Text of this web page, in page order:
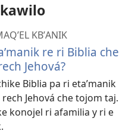
KBʼANIK
re ri Biblia che
Jehová?
Biblia pa ri etaʼmanik
Jehová che tojom taj.
konojel ri afamilia y ri e